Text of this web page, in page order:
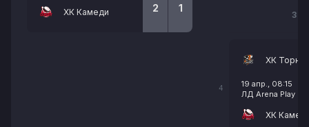
ХК Камеди 2 1
3
4
ХК
19 апр., 08:15
ЛД Arena Play
ХК